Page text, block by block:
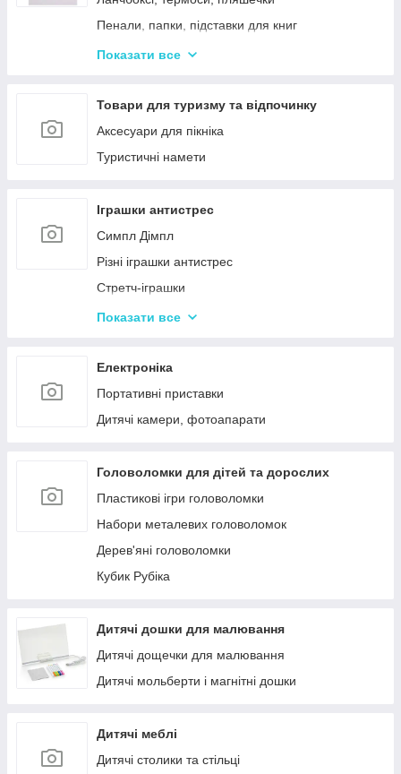
Пенали, папки, підставки для книг
Фарбі, пензлики, альбоми
Зошити, блокноти, щоденники, обкладинки
Наклейки, стікери, закладки
Кольоровий папір, картон, клей
Циркулі, лінійки, трафарети
Художні аксесуари та інструменти
Показати все
Товари для туризму та відпочинку
Аксесуари для пікніка
Туристичні намети
Іграшки антистрес
Симпл Дімпл
Різні іграшки антистрес
Стретч-іграшки
Іграшки Pop it
Показати все
Електроніка
Портативні приставки
Дитячі камери, фотоапарати
Головоломки для дітей та дорослих
Пластикові ігри головоломки
Набори металевих головоломок
Дерев'яні головоломки
Кубик Рубіка
Дитячі дошки для малювання
Дитячі дощечки для малювання
Дитячі мольберти і магнітні дошки
Дитячі меблі
Дитячі столики та стільці